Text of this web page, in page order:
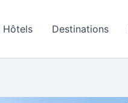
Hôtels Destinations